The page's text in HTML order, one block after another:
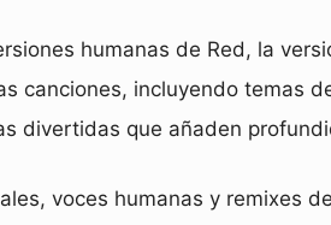
humanas de Red, la
canciones, incluyendo temas
divertidas que añaden
voces humanas y remixes